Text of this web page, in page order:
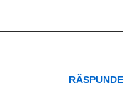
RĂSPUNDE